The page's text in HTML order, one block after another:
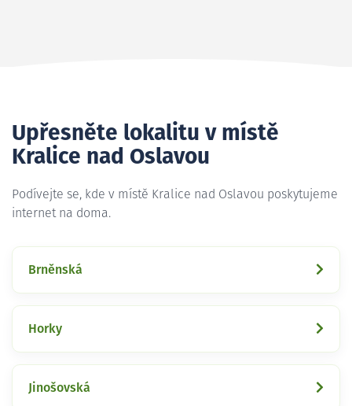
Upřesněte lokalitu v místě
Kralice nad Oslavou
Podívejte se, kde v místě Kralice nad Oslavou poskytujeme
internet na doma.
Brněnská
Horky
Jinošovská